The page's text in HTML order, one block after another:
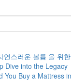
연스러운 볼륨 을 위
Dive into the Legacy
You Buy a Mattress